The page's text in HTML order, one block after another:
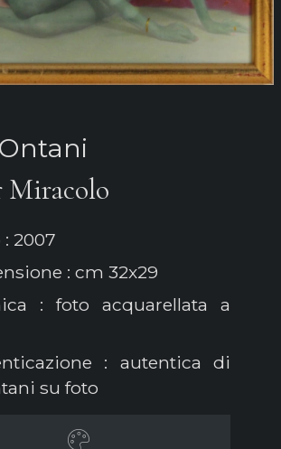
2007
: cm 32x29
: foto acquarellata a
: autentica di
su foto